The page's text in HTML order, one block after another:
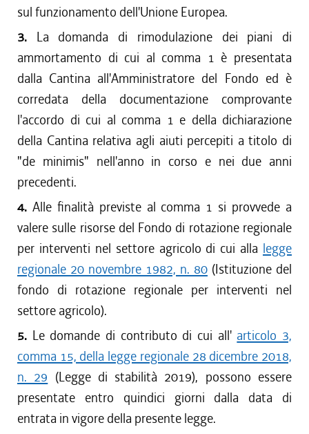
sul funzionamento dell'Unione Europea.
3. La domanda di rimodulazione dei piani di
ammortamento di cui al comma 1 è presentata
dalla Cantina all'Amministratore del Fondo ed è
corredata della documentazione comprovante
l'accordo di cui al comma 1 e della dichiarazione
della Cantina relativa agli aiuti percepiti a titolo di
"de minimis" nell'anno in corso e nei due anni
precedenti.
4. Alle finalità previste al comma 1 si provvede a
valere sulle risorse del Fondo di rotazione regionale
per interventi nel settore agricolo di cui alla legge
regionale 20 novembre 1982, n. 80 (Istituzione del
fondo di rotazione regionale per interventi nel
settore agricolo).
5. Le domande di contributo di cui all' articolo 3,
comma 15, della legge regionale 28 dicembre 2018,
n. 29 (Legge di stabilità 2019), possono essere
presentate entro quindici giorni dalla data di
entrata in vigore della presente legge.